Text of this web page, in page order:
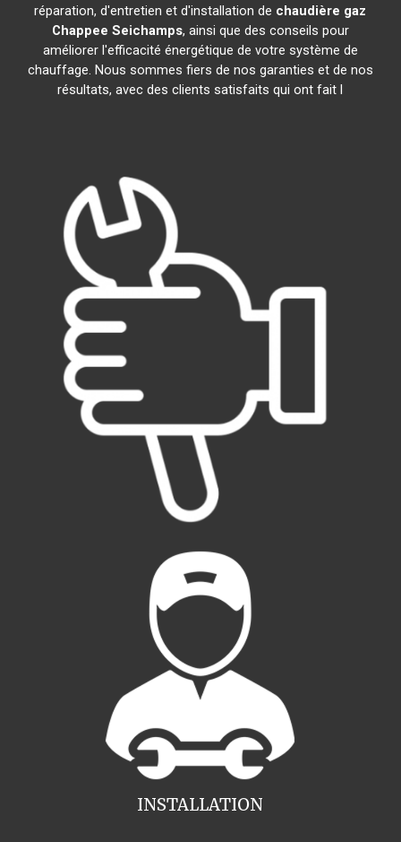
réparation, d'entretien et d'installation de chaudière gaz
Chappee Seichamps, ainsi que des conseils pour
améliorer l'efficacité énergétique de votre système de
chauffage. Nous sommes fiers de nos garanties et de nos
résultats, avec des clients satisfaits qui ont fait l
INSTALLATION